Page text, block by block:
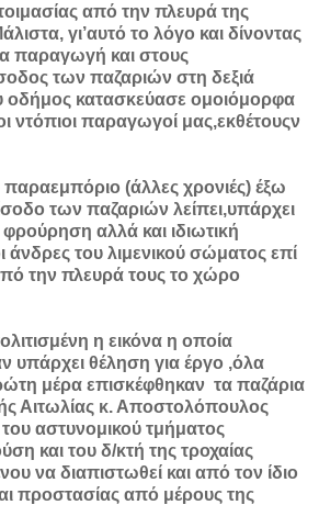
από την πλευρά της
γι’αυτό το λόγο και δίνοντας
παραγωγή και στους
των παζαριών στη δεξιά
οδήμος κατασκεύασε ομοιόμορφα
ντόπιοι παραγωγοί μας,εκθέτουςν
(άλλες χρονιές) έξω
των παζαριών λείπει,υπάρχει
αλλά και ιδιωτική
άνδρες του λιμενικού σώματος επί
την πλευρά τους το χώρο
η εικόνα η οποία
υπάρχει θέληση για έργο ,όλα
μέρα επισκέφθηκαν τα παζάρια
Αιτωλίας κ. Αποστολόπουλος
αστυνομικού τμήματος
και του δ/κτή της τροχαίας
να διαπιστωθεί και από τον ίδιο
προστασίας από μέρους της